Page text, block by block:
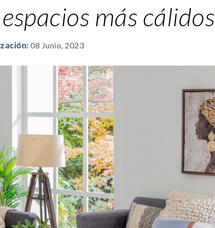
más cálidos
08 Junio, 2023